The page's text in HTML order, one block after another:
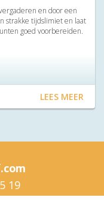
en door een
strakke tijdslimiet en laat
goed voorbereiden.
LEES MEER
19